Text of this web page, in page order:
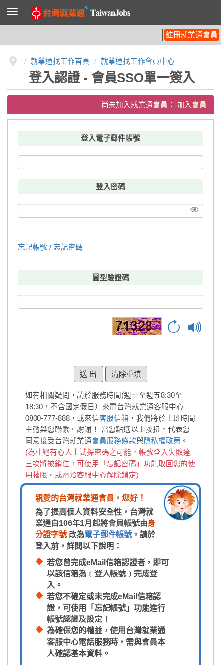
導
列
註冊就業通會員
就業通找工作首頁 就業通找工作會員中心
登入認證 - 會員SSO單一簽入
尚未加入就業通會員： 加入會員
登入電子郵件帳號
登入密碼
忘記帳號 / 忘記密碼
圖型驗證碼
清除重填
如有相關疑問，請於服務時間(週一至週五8:30至
18:30，不含國定假日）來電台灣就業通客服中心
0800-777-888，或來信客服信箱 ，我們將於上班時間
主動與您聯繫。謝謝！
當您點選以上按扭，代表您
同意接受台灣就業通會員服務條款與隱私權政策 。
(為杜絕有心人士試探密碼之可能，帳號登入失敗達
三次將被鎖住，可使用「忘記密碼」功能取回您的使
用權限，或電洽客服中心解除鎖定)
親愛的台灣就業通會員，您好！
為了提高個人資料安全性，台灣就
業通自106年1月起將會員帳號由身
分證字號改為電子郵件帳號 。請於
登入前，詳閱以下說明：
若您曾完成eMail信箱認證者，即可
以該信箱為﹝登入帳號﹞完成登
入。
若您不確定或未完成eMail信箱認
證，可使用「忘記帳號」功能進行
帳號認證及設定！
為確保您的權益，使用台灣就業通
客服中心電話服務時，需與會員本
人確認基本資料。